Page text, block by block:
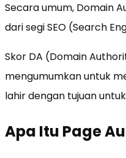
Secara umum, Domain
dari segi SEO (Search
Skor DA (Domain
mengumumkan untuk
lahir dengan tujuan
Apa Itu Page